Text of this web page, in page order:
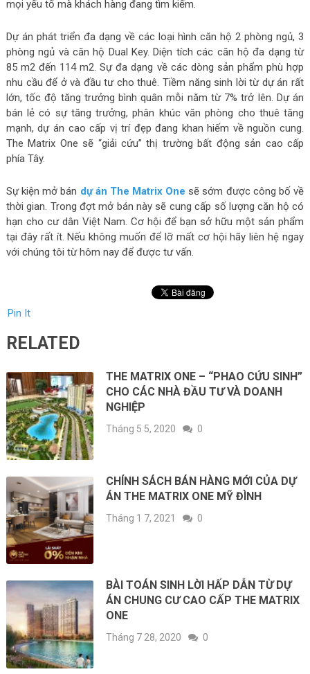
mọi yếu tố mà khách hàng đang tìm kiếm.
Dự án phát triển đa dạng về các loại hình căn hộ 2 phòng ngủ, 3
phòng ngủ và căn hộ Dual Key. Diện tích các căn hộ đa dạng từ
85 m2 đến 114 m2. Sự đa dạng về các dòng sản phẩm phù hợp
nhu cầu để ở và đầu tư cho thuê. Tiềm năng sinh lời từ dự án rất
lớn, tốc độ tăng trưởng bình quân mỗi năm từ 7% trở lên. Dự án
bán lẻ có sự tăng trưởng, phân khúc văn phòng cho thuê tăng
mạnh, dự án cao cấp vị trí đẹp đang khan hiếm về nguồn cung.
The Matrix One sẽ “giải cứu” thị trường bất động sản cao cấp
phía Tây.
Sự kiện mở bán dự án The Matrix One sẽ sớm được công bố về
thời gian. Trong đợt mở bán này sẽ cung cấp số lượng căn hộ có
hạn cho cư dân Việt Nam. Cơ hội để bạn sở hữu một sản phẩm
tại đây rất ít. Nếu không muốn để lỡ mất cơ hội hãy liên hệ ngay
với chúng tôi từ hôm nay để được tư vấn.
Pin It
RELATED
THE MATRIX ONE – “PHAO CỨU SINH”
CHO CÁC NHÀ ĐẦU TƯ VÀ DOANH
NGHIỆP
Tháng 5 5, 2020 0
CHÍNH SÁCH BÁN HÀNG MỚI CỦA DỰ
ÁN THE MATRIX ONE MỸ ĐÌNH
Tháng 1 7, 2021 0
BÀI TOÁN SINH LỜI HẤP DẪN TỪ DỰ
ÁN CHUNG CƯ CAO CẤP THE MATRIX
ONE
Tháng 7 28, 2020 0